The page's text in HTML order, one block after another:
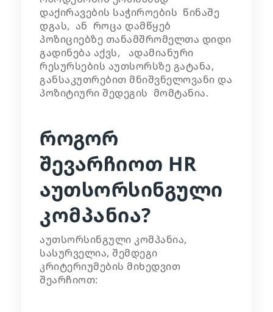
დაქირავების საჭიროების წინაშე
დგას, ან როცა დამწყებ
პოზიციებზე თანამშრომელთა დიდი
გადინება აქვს, ადამიანური
რესურსების აუთსორსზე გატანა,
განსაკუთრებით მნიშვნელოვანი და
პოზიტიური შედეგის მომტანია.
როგორ
შევარჩიოთ HR
აუთსორსინგული
კომპანია?
აუთსორსინგული კომპანია,
სასურველია, შემდეგი
კრიტერიუმების მიხედვით
შეარჩიოთ: